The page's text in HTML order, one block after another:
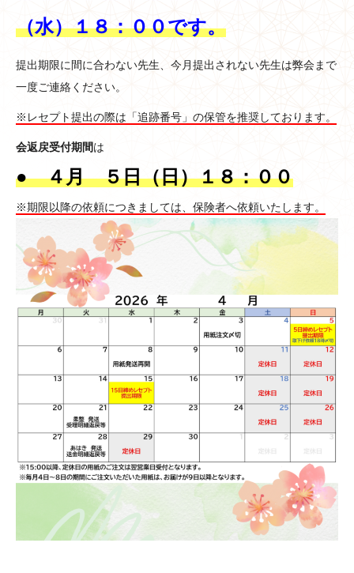
（水）１８：００です。
提出期限に間に合わない先生、今月提出されない先生は弊会まで
一度ご連絡ください。
※レセプト提出の際は「追跡番号」の保管を推奨しております。
会返戻受付期間は
● ４月 ５日（日）１８：００
※期限以降の依頼につきましては、保険者へ依頼いたします。